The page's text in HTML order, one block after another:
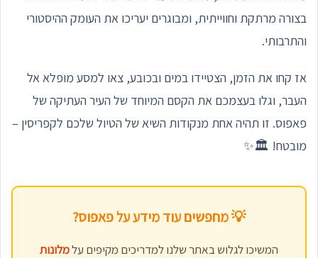
בצורה מרתקת וחווייתית, ומבוגרים יעריכו את העומק ההיסטורי
והתרבותי.
אז קחו את הזמן, הצטיידו במים ובכובע, צאו למסע מופלא אל
העבר, וגלו בעצמכם את הקסם המיוחד של העיר העתיקה של
פאפוס. זו תהיה אחת מנקודות השיא של הטיול שלכם לקפריסין –
מובטח! 🏛️✨
💡 מחפשים עוד מידע על פאפוס?
המשיכו לגלוש באתר שלנו למדריכים מקיפים עלמלונות